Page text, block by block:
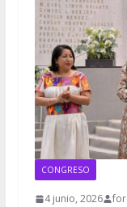
CONGRESO
4 junio, 2026